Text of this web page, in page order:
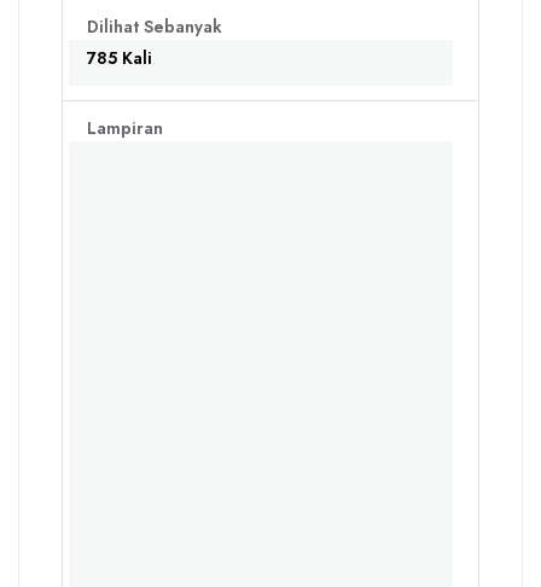
Dilihat Sebanyak
785 Kali
Lampiran